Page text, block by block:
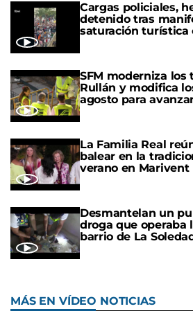
Cargas policiales,
detenido tras
saturación turística
SFM moderniza los
Rullán y modifica
agosto para
La Familia Real
balear en la
verano en Marivent
Desmantelan un
droga que operaba
barrio de La
MÁS EN VÍDEO NOTICIAS